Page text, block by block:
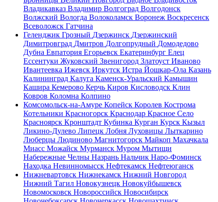
Владикавказ Владимир Волгоград Волгодонск
Волжский Вологда Волоколамск Воронеж Воскресенск
Всеволожск Гатчина
Геленджик Грозный Дзержинск Дзержинский
Димитровград Дмитров Долгопрудный Домодедово
Дубна Евпатория Егорьевск Екатеринбург Елец
Ессентуки Жуковский Звенигород Златоуст Иваново
Ивантеевка Ижевск Иркутск Истра Йошкар-Ола Казань
Калининград Калуга Каменск-Уральский Камышин
Кашира Кемерово Керчь Киров Кисловодск Клин
Ковров Коломна Колпино
Комсомольск-на-Амуре Копейск Королев Кострома
Котельники Красногорск Краснодар Красное Село
Красноярск Кронштадт Кубинка Курган Курск Кызыл
Ликино-Дулево Липецк Лобня Луховицы Лыткарино
Люберцы Людиново Магнитогорск Майкоп Махачкала
Миасс Можайск Мурманск Муром Мытищи
Набережные Челны Назрань Нальчик Наро-Фоминск
Находка Невинномысск Нефтекамск Нефтеюганск
Нижневартовск Нижнекамск Нижний Новгород
Нижний Тагил Новокузнецк Новокуйбышевск
Новомосковск Новороссийск Новосибирск